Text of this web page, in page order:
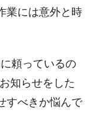
業には意外と時
頼っているの
知らせをした
すべきか悩んで